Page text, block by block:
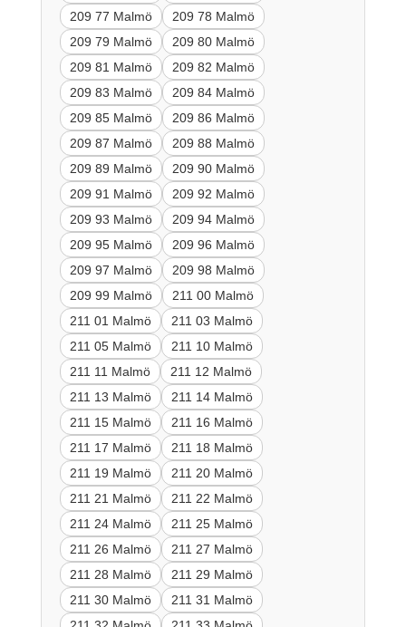
209 77 Malmö
209 78 Malmö
209 79 Malmö
209 80 Malmö
209 81 Malmö
209 82 Malmö
209 83 Malmö
209 84 Malmö
209 85 Malmö
209 86 Malmö
209 87 Malmö
209 88 Malmö
209 89 Malmö
209 90 Malmö
209 91 Malmö
209 92 Malmö
209 93 Malmö
209 94 Malmö
209 95 Malmö
209 96 Malmö
209 97 Malmö
209 98 Malmö
209 99 Malmö
211 00 Malmö
211 01 Malmö
211 03 Malmö
211 05 Malmö
211 10 Malmö
211 11 Malmö
211 12 Malmö
211 13 Malmö
211 14 Malmö
211 15 Malmö
211 16 Malmö
211 17 Malmö
211 18 Malmö
211 19 Malmö
211 20 Malmö
211 21 Malmö
211 22 Malmö
211 24 Malmö
211 25 Malmö
211 26 Malmö
211 27 Malmö
211 28 Malmö
211 29 Malmö
211 30 Malmö
211 31 Malmö